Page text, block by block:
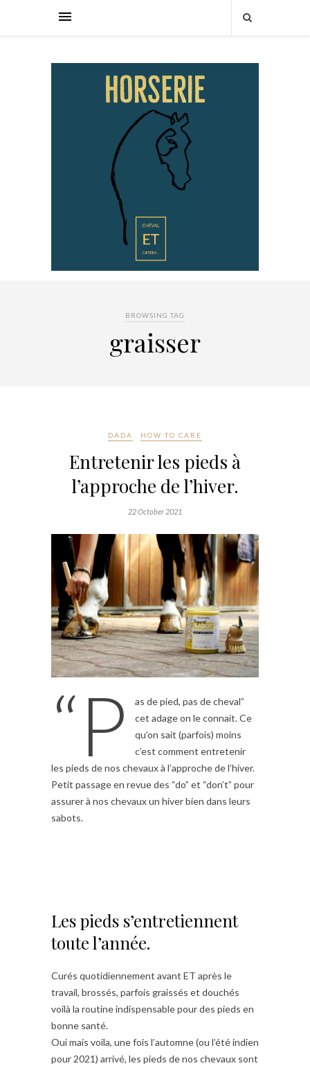
BROWSING TAG
graisser
DADA HOW TO CARE
Entretenir les pieds à
l’approche de l’hiver.
22 October 2021
“P
as de pied, pas de cheval”
cet adage on le connait. Ce
qu’on sait (parfois) moins
c’est comment entretenir
les pieds de nos chevaux à l’approche de l’hiver.
Petit passage en revue des “do” et “don’t” pour
assurer à nos chevaux un hiver bien dans leurs
sabots.
Les pieds s’entretiennent
toute l’année.
Curés quotidiennement avant ET après le
travail, brossés, parfois graissés et douchés
voilà la routine indispensable pour des pieds en
bonne santé.
Oui mais voila, une fois l’automne (ou l’été indien
pour 2021) arrivé, les pieds de nos chevaux sont